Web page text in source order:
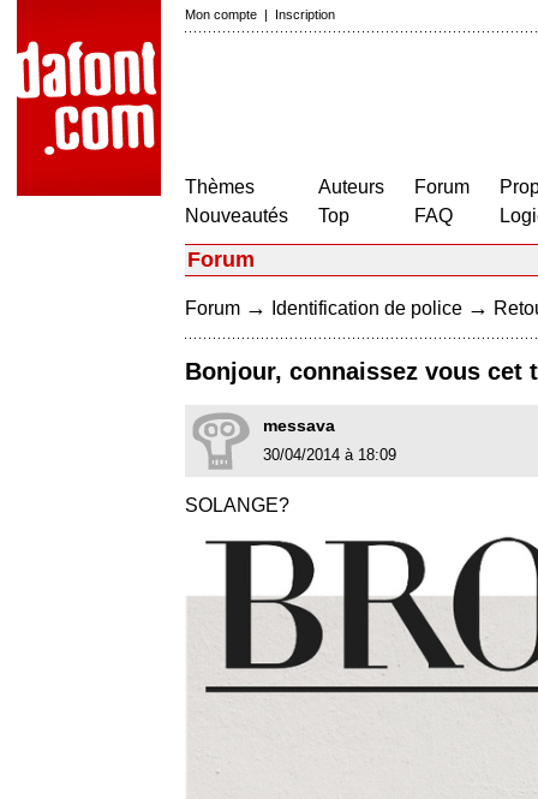
Mon compte | Inscription
Thèmes
Nouveautés
Auteurs
Top
Forum
FAQ
Forum
Forum → Identification de police →
Bonjour, connaissez vous cet
messava
30/04/2014 à 18:09
SOLANGE?